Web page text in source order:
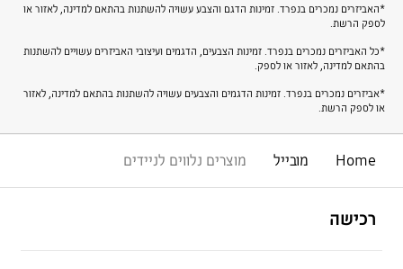
*האביזרים נמכרים בנפרד. זמינות הדגם והצבע עשויה להשתנות בהתאם למדינה, לאזור או
לספק הרשת.
*כל האביזרים נמכרים בנפרד. זמינות הצבעים, הדגמים ועיצובי האביזרים עשויים להשתנות
בהתאם למדינה, לאזור או לספק.
*אביזרים נמכרים בנפרד. זמינות הדגמים והצבעים עשויה להשתנות בהתאם למדינה, לאזור
או לספק הרשת.
Home מובייל מוצרים נלווים לניידים
רכישה